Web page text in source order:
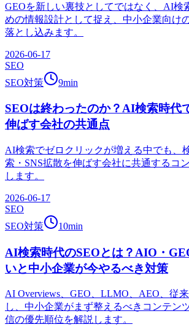
GEOを新しい裏技としてではなく、AI検
めの情報設計として捉え、中小企業向け
落とし込みます。
2026-06-17
SEO
SEO対策
9min
SEOは終わったのか？AI検索時代
伸ばす会社の共通点
AI検索でゼロクリックが増える中でも、
索・SNS拡散を伸ばす会社に共通するコ
します。
2026-06-17
SEO
SEO対策
10min
AI検索時代のSEOとは？AIO・
いと中小企業が今やるべき対策
AI Overviews、GEO、LLMO、AEO、従
し、中小企業がまず整えるべきコンテン
信の優先順位を解説します。